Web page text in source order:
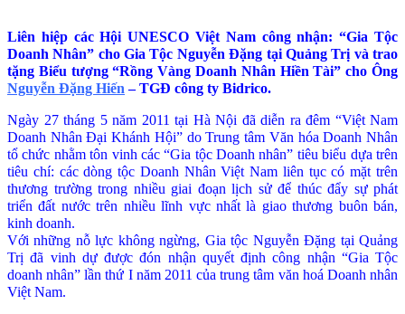
Liên hiệp các Hội UNESCO Việt Nam công nhận: “Gia Tộc
Doanh Nhân” cho Gia Tộc Nguyễn Đặng tại Quảng Trị và trao
tặng Biểu tượng “Rồng Vàng Doanh Nhân Hiền Tài” cho Ông
Nguyễn Đặng Hiến – TGĐ công ty Bidrico.
Ngày 27 tháng 5 năm 2011 tại Hà Nội đã diễn ra đêm “Việt Nam
Doanh Nhân Đại Khánh Hội” do Trung tâm Văn hóa Doanh Nhân
tổ chức nhằm tôn vinh các “Gia tộc Doanh nhân” tiêu biểu dựa trên
tiêu chí: các dòng tộc Doanh Nhân Việt Nam liên tục có mặt trên
thương trường trong nhiều giai đoạn lịch sử để thúc đẩy sự phát
triển đất nước trên nhiều lĩnh vực nhất là giao thương buôn bán,
kinh doanh.
Với những nỗ lực không ngừng, Gia tộc Nguyễn Đặng tại Quảng
Trị đã vinh dự được đón nhận quyết định công nhận “Gia Tộc
doanh nhân” lần thứ I năm 2011 của trung tâm văn hoá Doanh nhân
Việt Nam.